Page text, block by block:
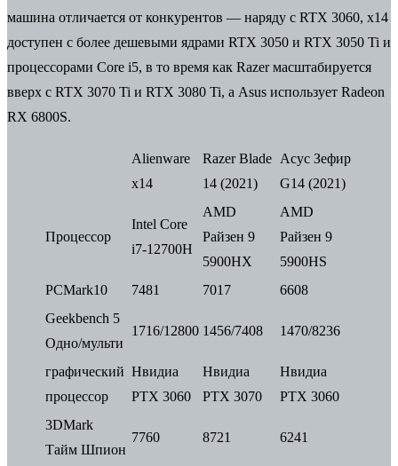
машина отличается от конкурентов — наряду с RTX 3060, x14
доступен с более дешевыми ядрами RTX 3050 и RTX 3050 Ti и
процессорами Core i5, в то время как Razer масштабируется
вверх с RTX 3070 Ti и RTX 3080 Ti, а Asus использует Radeon
RX 6800S.
Alienware
x14
Razer Blade
14 (2021)
Асус Зефир
G14 (2021)
Процессор
Intel Core
i7-12700H
AMD
Райзен 9
5900HX
AMD
Райзен 9
5900HS
PCMark10
7481 7017
6608
Geekbench 5
Одно/мульти
1716/12800 1456/7408 1470/8236
графический
процессор
Нвидиа
РТХ 3060
Нвидиа
РТХ 3070
Нвидиа
РТХ 3060
3DMark
Тайм Шпион
7760 8721 6241